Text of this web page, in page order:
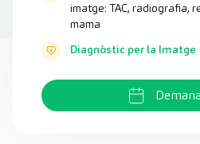
imatge: TAC, radiografia,
mama
Diagnòstic per la Imatge